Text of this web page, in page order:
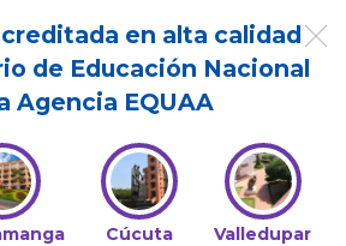
en alta calidad
de Educación Nacional
Agencia EQUAA
Cúcuta Valledupar